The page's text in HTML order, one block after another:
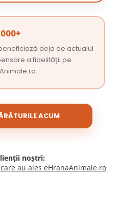
deja de actualul
a fidelității pe
ACUM
noștri:
au ales eHranaAnimale.ro